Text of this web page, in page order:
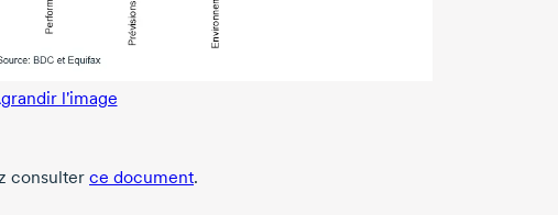
l'image
consulter ce document.